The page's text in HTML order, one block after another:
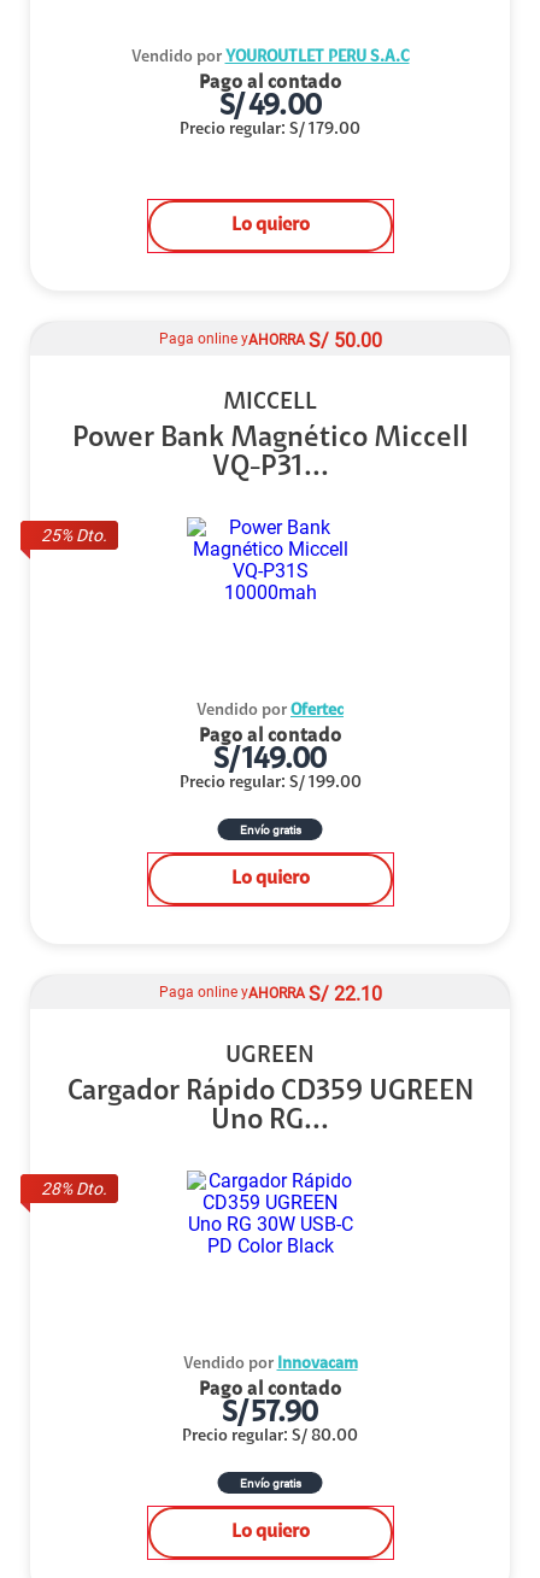
Vendido por YOUROUTLET PERU S.A.C
Pago al contado
S/49.00
Precio regular: S/ 179.00
Lo quiero
25% Dto.
Paga online yAHORRA S/ 50.00
MICCELL
Power Bank Magnético Miccell
VQ-P31...
Vendido por Ofertec
Pago al contado
S/149.00
Precio regular: S/ 199.00
Envío gratis
Lo quiero
28% Dto.
Paga online yAHORRA S/ 22.10
UGREEN
Cargador Rápido CD359 UGREEN
Uno RG...
Vendido por Innovacam
Pago al contado
S/57.90
Precio regular: S/ 80.00
Envío gratis
Lo quiero